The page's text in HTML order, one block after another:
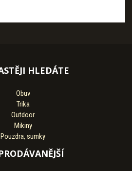
HLEDÁTE
Obuv
Trika
Outdoor
Mikiny
Pouzdra, sumky